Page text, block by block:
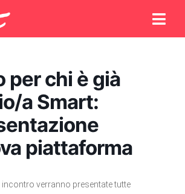
per chi è già
a Smart:
piattaforma
incontro verranno presentate tutte